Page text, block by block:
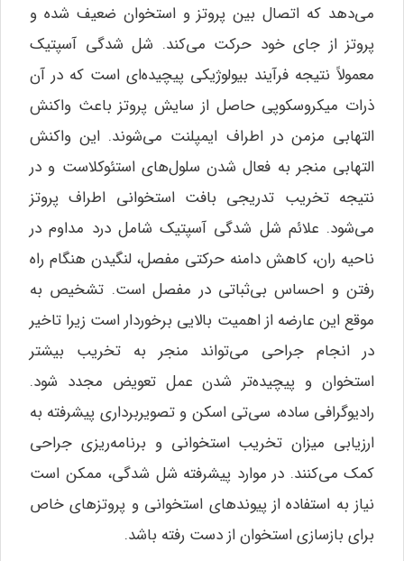
می‌دهد که اتصال بین پروتز و استخوان ضعیف شده و
پروتز از جای خود حرکت می‌کند. شل شدگی آسپتیک
معمولاً نتیجه فرآیند بیولوژیکی پیچیده‌ای است که در آن
ذرات میکروسکوپی حاصل از سایش پروتز باعث واکنش
التهابی مزمن در اطراف ایمپلنت می‌شوند. این واکنش
التهابی منجر به فعال شدن سلول‌های استئوکلاست و در
نتیجه تخریب تدریجی بافت استخوانی اطراف پروتز
می‌شود. علائم شل شدگی آسپتیک شامل درد مداوم در
ناحیه ران، کاهش دامنه حرکتی مفصل، لنگیدن هنگام راه
رفتن و احساس بی‌ثباتی در مفصل است. تشخیص به
موقع این عارضه از اهمیت بالایی برخوردار است زیرا تاخیر
در انجام جراحی می‌تواند منجر به تخریب بیشتر
استخوان و پیچیده‌تر شدن عمل تعویض مجدد شود.
رادیوگرافی ساده، سی‌تی اسکن و تصویربرداری پیشرفته به
ارزیابی میزان تخریب استخوانی و برنامه‌ریزی جراحی
کمک می‌کنند. در موارد پیشرفته شل شدگی، ممکن است
نیاز به استفاده از پیوندهای استخوانی و پروتزهای خاص
برای بازسازی استخوان از دست رفته باشد.